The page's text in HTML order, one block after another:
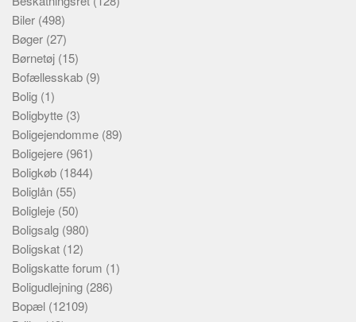
Biler (498)
Bøger (27)
Børnetøj (15)
Bofællesskab (9)
Bolig (1)
Boligbytte (3)
Boligejendomme (89)
Boligejere (961)
Boligkøb (1844)
Boliglån (55)
Boligleje (50)
Boligsalg (980)
Boligskat (12)
Boligskatte forum (1)
Boligudlejning (286)
Bopæl (12109)